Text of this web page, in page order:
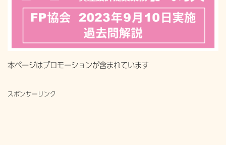
本ページはプロモーションが含まれています
スポンサーリンク